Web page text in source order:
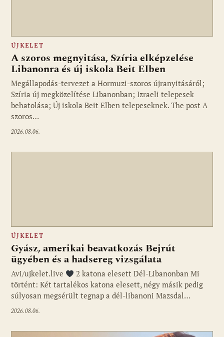
ÚJKELET
A szoros megnyitása, Szíria elképzelése
Libanonra és új iskola Beit Elben
Megállapodás-tervezet a Hormuzi-szoros újranyitásáról;
Szíria új megközelítése Libanonban; Izraeli telepesek
behatolása; Új iskola Beit Elben telepeseknek. The post A
szoros…
2026.08.06.
ÚJKELET
Gyász, amerikai beavatkozás Bejrút
ügyében és a hadsereg vizsgálata
Avi/ujkelet.live
2 katona elesett Dél-Libanonban Mi
történt: Két tartalékos katona elesett, négy másik pedig
súlyosan megsérült tegnap a dél-libanoni Mazsdal…
2026.08.06.